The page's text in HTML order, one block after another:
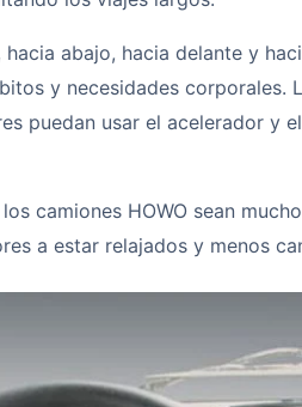
abajo, hacia delante y
y necesidades corporales.
puedan usar el acelerador y
camiones HOWO sean
a estar relajados y menos